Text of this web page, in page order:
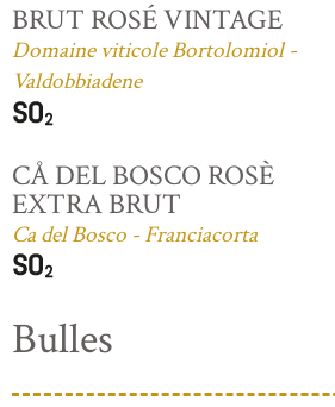
BRUT ROSÉ VINTAGE
Domaine viticole Bortolomiol -
Valdobbiadene
CÅ DEL BOSCO ROSÈ
EXTRA BRUT
Ca del Bosco - Franciacorta
Bulles